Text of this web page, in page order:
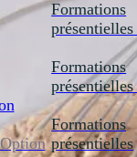
Formations
présentielles
Formations
présentielles
Formations
présentielles